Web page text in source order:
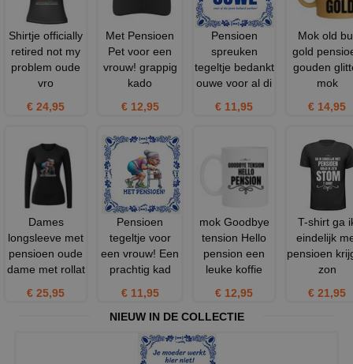
Shirtje officially
retired not my
problem oude
vro
€ 24,95
Met Pensioen
Pet voor een
vrouw! grappig
kado
€ 12,95
Pensioen
spreuken
tegeltje bedankt
ouwe voor al di
€ 11,95
Mok old
gold
gouden
mok
€ 14,95
Dames
longsleeve met
pensioen oude
dame met rollat
€ 25,95
Pensioen
tegeltje voor
een vrouw! Een
prachtig kad
€ 11,95
mok Goodbye
tension Hello
pension een
leuke koffie
€ 12,95
T-shirt ga
eindelijk
pensioen
zon
€ 21,95
NIEUW IN DE COLLECTIE